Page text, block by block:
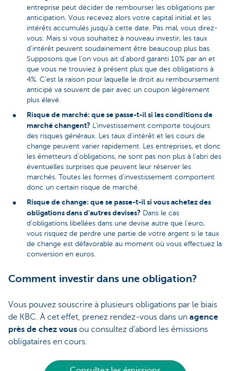
entreprise peut décider de rembourser les obligations par
anticipation. Vous recevez alors votre capital initial et les
intérêts accumulés jusqu'à cette date. Pas mal, vous direz-
vous: Mais si vous souhaitez à nouveau investir, les taux
d'intérêt peuvent soudainement être beaucoup plus bas.
Supposons que l'on vous ait d'abord garanti 10% par an et
que vous ne trouviez à présent plus que des obligations à
4%. C'est la raison pour laquelle le droit au remboursement
anticipé va souvent de pair avec un coupon légèrement
plus élevé.
Risque de marché: que se passe-t-il si les conditions de
marché changent? L'investissement comporte toujours
des risques généraux. Les taux d'intérêt et les cours de
change peuvent varier rapidement. Les entreprises, et donc
les émetteurs d'obligations, ne sont pas non plus à l'abri des
éventuelles surprises que peuvent leur réserver les
marchés. Toutes les formes d'investissement comportent
donc un certain risque de marché.
Risque de change: que se passe-t-il si vous achetez des
obligations dans d'autres devises? Dans le cas
d'obligations libellées dans une devise autre que l'euro,
vous risquez de perdre une partie de votre argent si le taux
de change est défavorable au moment où vous effectuez la
conversion en euros.
Comment investir dans une obligation?
Vous pouvez souscrire à plusieurs obligations par le biais
de KBC. À cet effet, prenez rendez-vous dans un agence
près de chez vous ou consultez d'abord les émissions
obligataires en cours.